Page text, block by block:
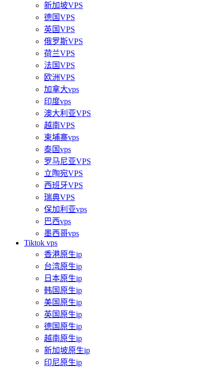
新加坡VPS
德国VPS
英国VPS
俄罗斯VPS
荷兰VPS
法国VPS
欧洲VPS
加拿大vps
印度vps
澳大利亚VPS
越南VPS
柬埔寨vps
泰国vps
罗马尼亚VPS
立陶宛VPS
西班牙VPS
瑞典VPS
保加利亚vps
巴西vps
墨西哥vps
Tiktok vps
香港原生ip
台湾原生ip
日本原生ip
韩国原生ip
美国原生ip
英国原生ip
德国原生ip
越南原生ip
新加坡原生ip
印尼原生ip